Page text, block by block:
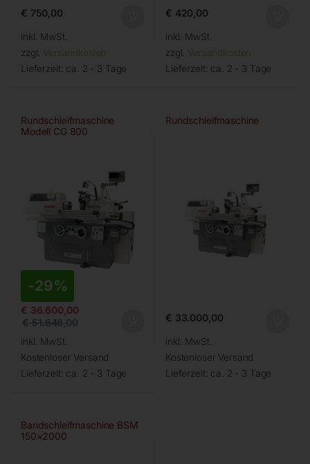
€ 750,00
inkl. MwSt.
zzgl. Versandkosten
Lieferzeit: ca. 2 - 3 Tage
€ 420,00
inkl. MwSt.
zzgl. Versandkosten
Lieferzeit: ca. 2 - 3 Tage
Rundschleifmaschine
Modell CG 800
-29%
€ 36.600,00
€51.648,00
inkl. MwSt.
Kostenloser Versand
Lieferzeit: ca. 2 - 3 Tage
Rundschleifmaschine
€ 33.000,00
inkl. MwSt.
Kostenloser Versand
Lieferzeit: ca. 2 - 3 Tage
Bandschleifmaschine BSM
150×2000